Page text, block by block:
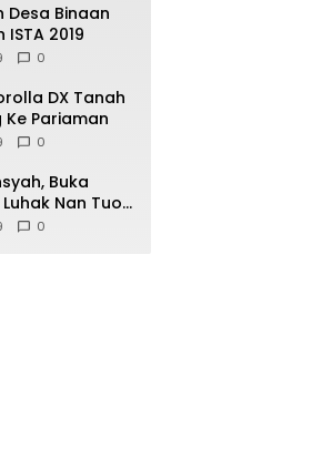
Desa Binaan
ISTA 2019
0
DX Tanah
Pariaman
0
Buka
Nan Tuo
Offroad
0